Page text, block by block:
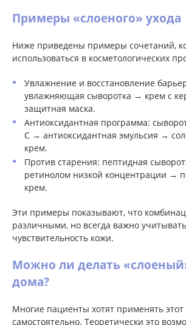
Примеры «слоеного» ухода
Ниже приведены примеры сочетаний,
использоваться в косметологических
Увлажнение и восстановление
увлажняющая сыворотка → крем с
защитная маска.
Антиоксидантная программа:
С → антиоксидантная эмульсия →
крем.
Против старения: пептидная
ретинолом низкой концентрации →
крем.
Эти примеры показывают, что
различными, но всегда важно
чувствительность кожи.
Можно ли делать
дома?
Многие пациенты хотят применять этот
самостоятельно. Теоретически это